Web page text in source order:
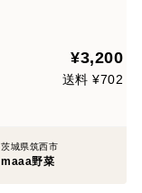
¥3,200
送料 ¥702
茨城県筑西市
maaa野菜